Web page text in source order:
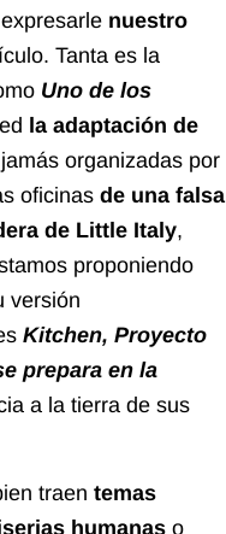
nuestro
Tanta es la
Uno de los
la adaptación de
organizadas por
oficinas de una falsa
de Little Italy,
proponiendo
versión
Kitchen, Proyecto
prepara en la
a la tierra de sus
traen temas
humanas o